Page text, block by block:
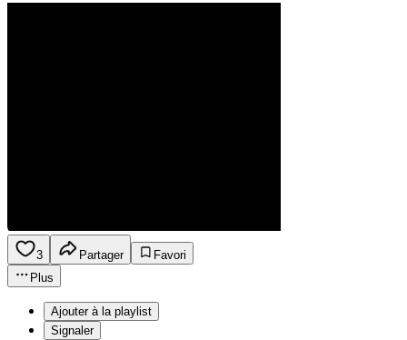
3 Partager
Favori
Plus
Ajouter à la playlist
Signaler